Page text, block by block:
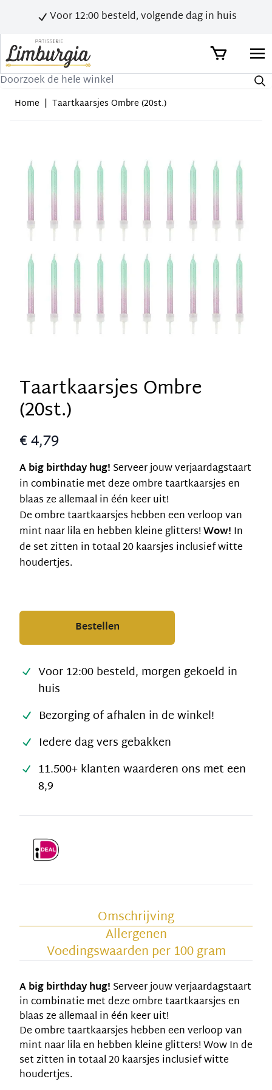
Voor 12:00 besteld, volgende dag in huis
Zoek
Home | Taartkaarsjes Ombre (20st.)
Taartkaarsjes Ombre
(20st.)
€ 4,79
A big birthday hug! Serveer jouw verjaardagstaart
in combinatie met deze ombre taartkaarsjes en
blaas ze allemaal in één keer uit!
De ombre taartkaarsjes hebben een verloop van
mint naar lila en hebben kleine glitters!Wow! In
de set zitten in totaal 20 kaarsjes inclusief witte
houdertjes.
Bestellen
Voor 12:00 besteld, morgen gekoeld in
huis
Bezorging of afhalen in de winkel!
Iedere dag vers gebakken
11.500+ klanten waarderen ons met een
8,9
Omschrijving
Allergenen
Voedingswaarden per 100 gram
A big birthday hug! Serveer jouw verjaardagstaart
in combinatie met deze ombre taartkaarsjes en
blaas ze allemaal in één keer uit!
De ombre taartkaarsjes hebben een verloop van
mint naar lila en hebben kleine glitters! Wow In de
set zitten in totaal 20 kaarsjes inclusief witte
houdertjes.